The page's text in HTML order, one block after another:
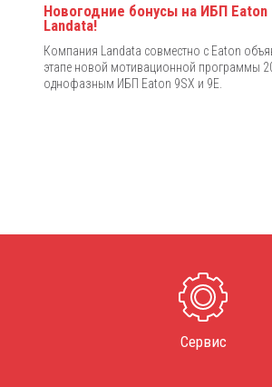
Новогодние бонусы на ИБП Eaton
Landata!
Компания Landata совместно с Eaton
этапе новой мотивационной программы
однофазным ИБП Eaton 9SX и 9E.
Сервис